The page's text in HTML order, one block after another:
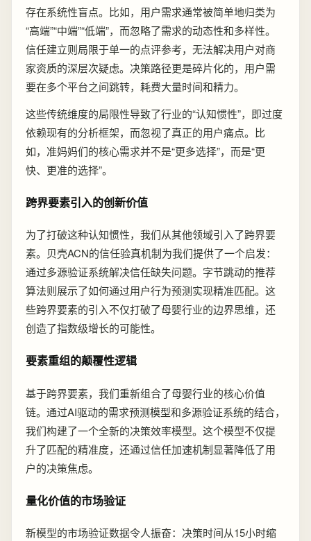
存在系统性盲点。比如，用户需求通常被简单地归类为
“高端”“中端”“低端”，而忽略了需求的动态性和多样性。
信任建立则局限于单一的点评参考，无法解决用户对商
家资质的深层次疑虑。决策路径更是碎片化的，用户需
要在多个平台之间跳转，耗费大量时间和精力。
这些传统维度的局限性导致了行业的“认知惯性”，即过度
依赖现有的分析框架，而忽视了真正的用户痛点。比
如，准妈妈们的核心需求并不是“更多选择”，而是“更
快、更准的选择”。
跨界要素引入的创新价值
为了打破这种认知惯性，我们从其他领域引入了跨界要
素。贝壳ACN的信任验真机制为我们提供了一个启发：
通过多源验证系统解决信任缺失问题。字节跳动的推荐
算法则展示了如何通过用户行为预测实现精准匹配。这
些跨界要素的引入不仅打破了母婴行业的边界思维，还
创造了指数级增长的可能性。
要素重组的颠覆性逻辑
基于跨界要素，我们重新组合了母婴行业的核心价值
链。通过AI驱动的需求预测模型和多源验证系统的结合，
我们构建了一个全新的决策效率模型。这个模型不仅提
升了匹配的精准度，还通过信任加速机制显著降低了用
户的决策焦虑。
量化价值的市场验证
新模型的市场验证数据令人振奋：决策时间从15小时缩